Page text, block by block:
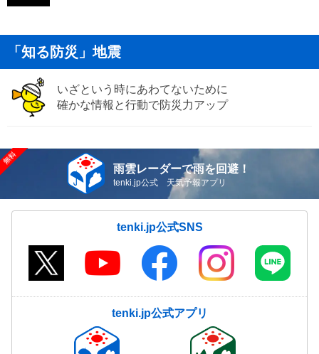
「知る防災」地震
いざという時にあわてないために
確かな情報と行動で防災力アップ
雨雲レーダーで雨を回避！
tenki.jp公式 天気予報アプリ
tenki.jp公式SNS
tenki.jp公式アプリ